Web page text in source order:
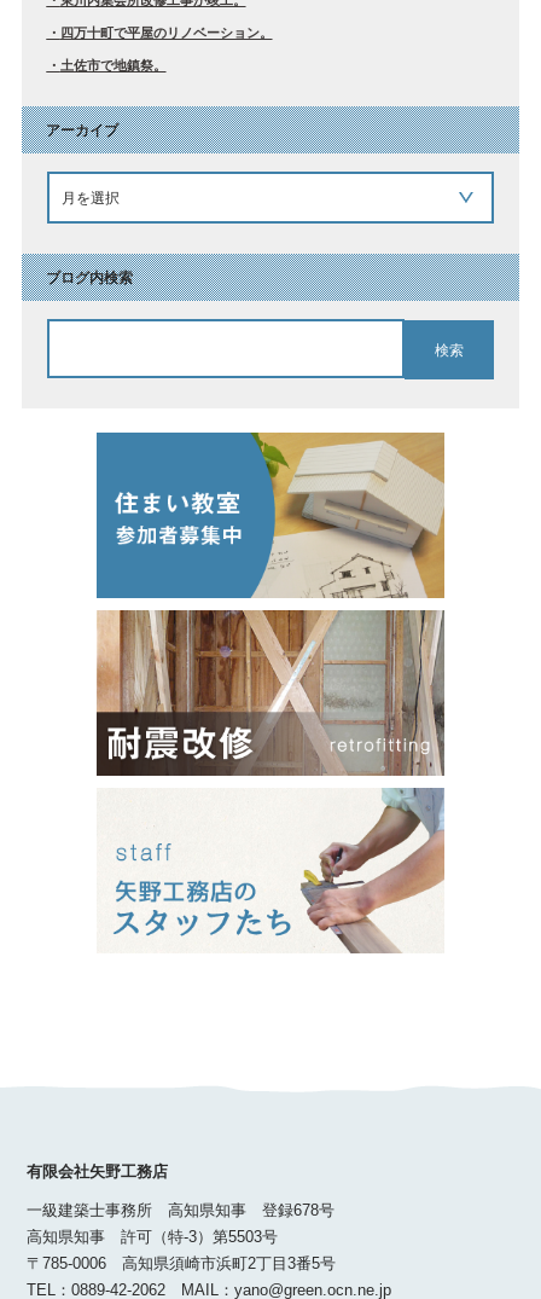
四万十町で平屋のリノベーション。
土佐市で地鎮祭。
アーカイブ
ブログ内検索
有限会社矢野工務店
一級建築士事務所 高知県知事 登録678号
高知県知事 許可（特-3）第5503号
〒785-0006 高知県須崎市浜町2丁目3番5号
TEL：0889-42-2062 MAIL：yano@green.ocn.ne.jp